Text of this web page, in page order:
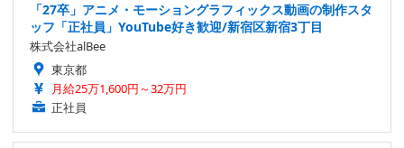
「27卒」アニメ・モーショングラフィックス動画の制作スタ
ッフ「正社員」YouTube好き歓迎/新宿区新宿3丁目
株式会社alBee
東京都
月給25万1,600円～32万円
正社員